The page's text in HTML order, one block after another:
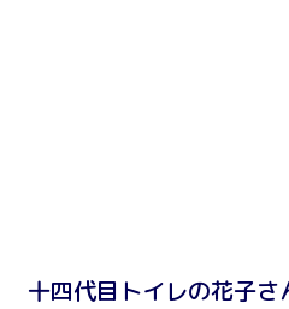
十四代目トイレの花子さ